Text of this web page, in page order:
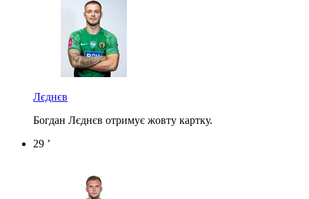
Лєднєв
Богдан Лєднєв отримує жовту картку.
29 ’